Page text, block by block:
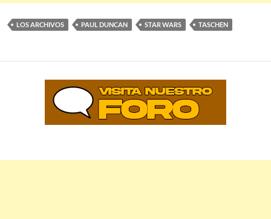
LOS ARCHIVOS PAUL DUNCAN STAR WARS TASCHEN